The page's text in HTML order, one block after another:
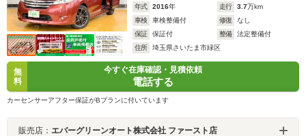
年式 2016年 走行 3.7万km
車検
車検整備付 修復
なし
保証
保証付 整備
法定整備付
住所
埼玉県さいたま市緑区
無
料
今すぐ在庫確認・見積依頼
電話する
カーセンサーアフター保証がBプランに付いています
販売店： エバーグリーンオート株式会社 ファースト店